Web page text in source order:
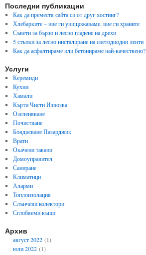
Последни публикации
Как да преместя сайта си от друг хостинг?
Хлебарките – ние ги унищожаваме, вие ги храните
Съвети за бързо и лесно гладене на дрехи
5 стъпки за лесно инсталиране на светодиодни ленти
Как да асфалтираме или бетонираме най-качествено?
Услуги
Керемиди
Кухни
Хамали
Кърти Чисти Извозва
Озеленяване
Почистване
Боядисване Пазарджик
Врати
Окачени тавани
Домоуправител
Саниране
Климатици
Аларми
Топлоизолация
Слънчеви колектори
Сглобяеми къщи
Архив
август 2022(1)
юли 2022(1)